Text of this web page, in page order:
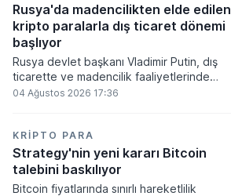
küresel likidite artışına yol açacağını belirtti
ve bitcoinin bu süreçte en hızlı tepki veren
varlık olacağı vurguladı.
Rusya'da madencilikten elde edilen
kripto paralarla dış ticaret dönemi
başlıyor
Rusya devlet başkanı Vladimir Putin, dış
ticarette ve madencilik faaliyetlerinde
kripto varlıkların kullanımına onay veren
elde edilen dijital paraların belirli şartlar
altında dolaşımına ve menkul kıymet
alımlarında kullanılmasına olanak sağlanıyor.
04 Ağustos 2026 17:36
KRIPTO PARA
Strategy'nin yeni kararı Bitcoin
talebini baskılıyor
Bitcoin fiyatlarında sınırlı hareketlilik